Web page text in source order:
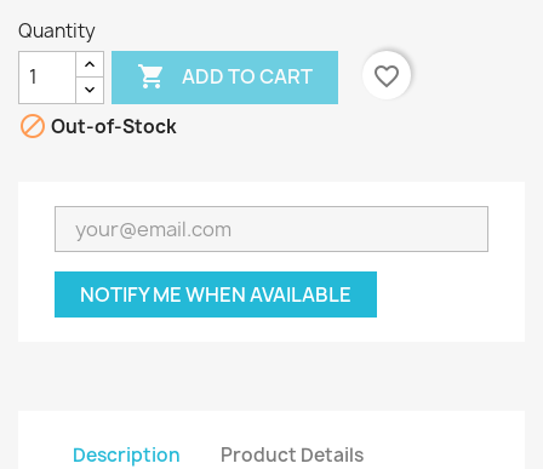
Quantity
 ADD TO CART
favorite_border
 Out-of-Stock
NOTIFY ME WHEN AVAILABLE
Description Product Details